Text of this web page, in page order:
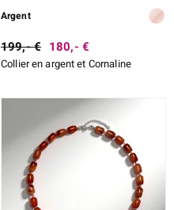
Argent
199,- € 180,- €
Collier en argent et Cornaline